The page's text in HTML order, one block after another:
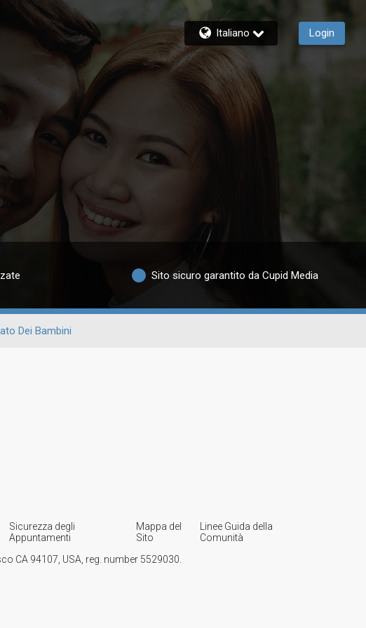
Italiano Login
Sito sicuro garantito da Cupid Media
Dei Bambini
Sicurezza degli
Appuntamenti
Mappa del
Sito
Linee Guida della
Comunità
CA 94107, USA, reg. number 5529030.